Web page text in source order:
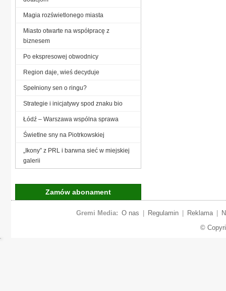
Magia rozświetlonego miasta
Miasto otwarte na współpracę z
biznesem
Po ekspresowej obwodnicy
Region daje, wieś decyduje
Spełniony sen o ringu?
Strategie i inicjatywy spod znaku bio
Łódź – Warszawa wspólna sprawa
Świetlne sny na Piotrkowskiej
„Ikony” z PRL i barwna sieć w miejskiej
galerii
Zamów abonament
Gremi Media: O nas Regulamin Reklama
©